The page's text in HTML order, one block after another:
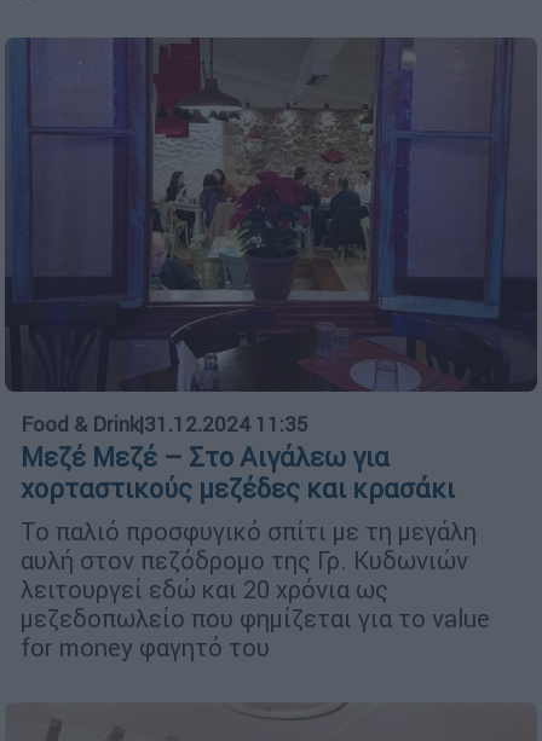
Food & Drink|31.12.2024 11:35
Μεζέ Mεζέ – Στο Αιγάλεω για
χορταστικούς μεζέδες και κρασάκι
Το παλιό προσφυγικό σπίτι με τη μεγάλη
αυλή στον πεζόδρομο της Γρ. Κυδωνιών
λειτουργεί εδώ και 20 χρόνια ως
μεζεδοπωλείο που φημίζεται για το value
for money φαγητό του